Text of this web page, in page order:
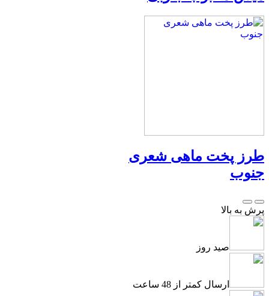
طرز پخت ماهی شعری
جنوب
پرش به بالا
صید روز
ارسال کمتر از 48 ساعت